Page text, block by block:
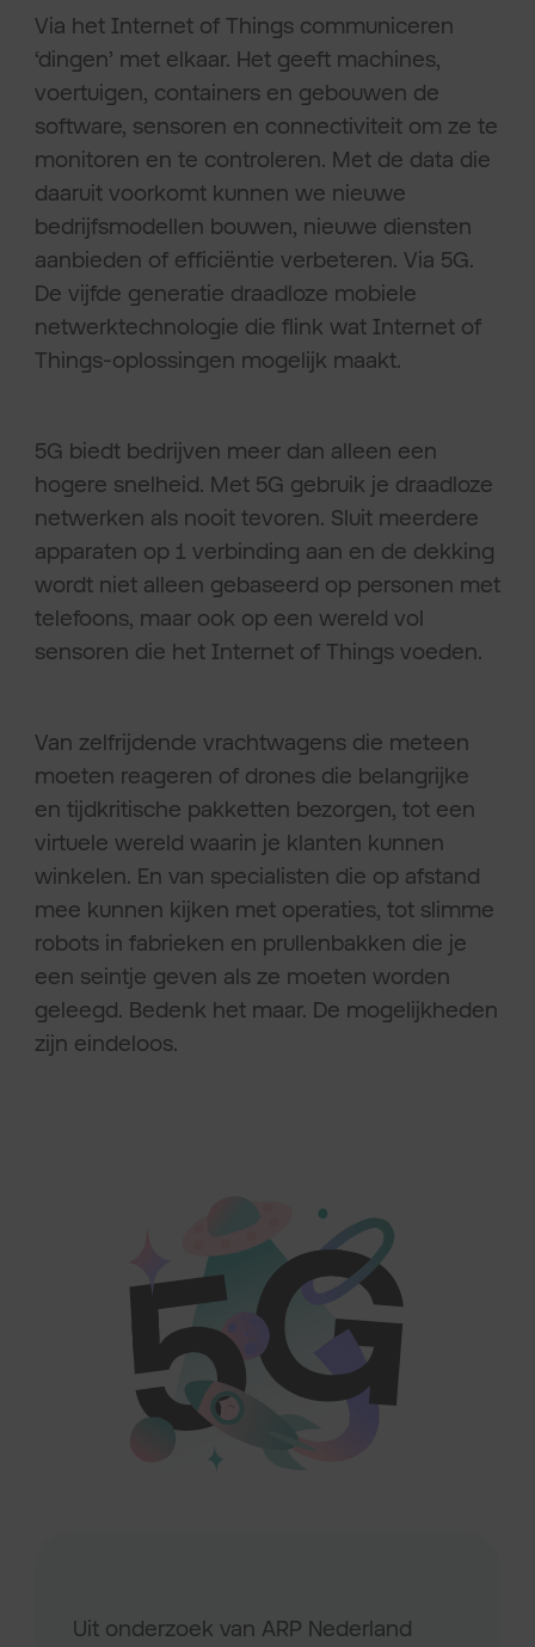
Via het Internet of Things communiceren
‘dingen’ met elkaar. Het geeft machines,
voertuigen, containers en gebouwen de
software, sensoren en connectiviteit om ze te
monitoren en te controleren. Met de data die
daaruit voorkomt kunnen we nieuwe
bedrijfsmodellen bouwen, nieuwe diensten
aanbieden of efficiëntie verbeteren. Via 5G.
De vijfde generatie draadloze mobiele
netwerktechnologie die flink wat Internet of
Things-oplossingen mogelijk maakt.
5G biedt bedrijven meer dan alleen een
hogere snelheid. Met 5G gebruik je draadloze
netwerken als nooit tevoren. Sluit meerdere
apparaten op 1 verbinding aan en de dekking
wordt niet alleen gebaseerd op personen met
telefoons, maar ook op een wereld vol
sensoren die het Internet of Things voeden.
Van zelfrijdende vrachtwagens die meteen
moeten reageren of drones die belangrijke
en tijdkritische pakketten bezorgen, tot een
virtuele wereld waarin je klanten kunnen
winkelen. En van specialisten die op afstand
mee kunnen kijken met operaties, tot slimme
robots in fabrieken en prullenbakken die je
een seintje geven als ze moeten worden
geleegd. Bedenk het maar. De mogelijkheden
zijn eindeloos.
Uit onderzoek van ARP Nederland